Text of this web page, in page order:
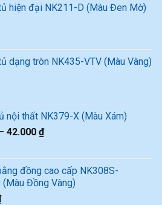
hiện đại NK211-D (Màu Đen Mờ)
dạng tròn NK435-VTV (Màu Vàng)
nội thất NK379-X (Màu Xám)
42.000 ₫
đồng cao cấp NK308S-
(Màu Đồng Vàng)